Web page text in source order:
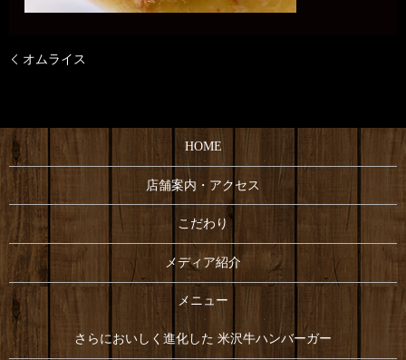
オムライス
HOME
店舗案内・アクセス
こだわり
メディア紹介
メニュー
さらにおいしく進化した 米沢牛ハンバーガー